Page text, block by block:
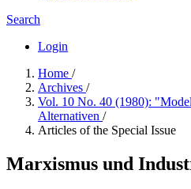
Search
Login
Home /
Archives /
Vol. 10 No. 40 (1980):
Alternativen /
Articles of the Special Issue
Marxismus und